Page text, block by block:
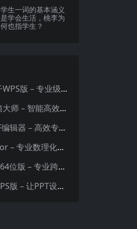
学生一词的基本涵义
是学会生活，桃李为
何也指学生？
方方格子WPS版 – 专业级Excel/WPS表格效率增强插件
网易邮箱大师 – 智能高效的全平台邮箱管理专家
迅捷PDF编辑器 – 高效专业的PDF编辑与格式处理工具
EduEditor – 专业数理化公式与科学文档编辑器
Drawio 64位版 – 专业跨平台图表设计与协作工具
iSlide WPS版 – 让PPT设计效率提升10倍的专业插件